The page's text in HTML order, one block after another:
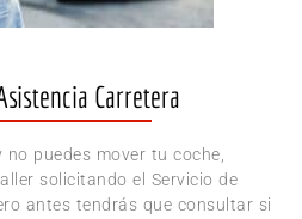
Carretera
no puedes mover tu coche,
solicitando el Servicio de
antes tendrás que consultar si